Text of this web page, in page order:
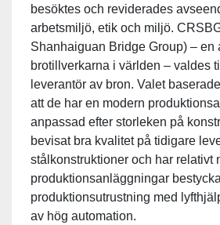
besöktes och reviderades
arbetsmiljö, etik och miljö.
Shanhaiguan Bridge Group) – en
brotillverkarna i världen – valdes
leverantör av bron. Valet
att de har en modern
anpassad efter storleken på
bevisat bra kvalitet på tidigare
stålkonstruktioner och har relativt
produktionsanläggningar
produktionsutrustning med
av hög automation.